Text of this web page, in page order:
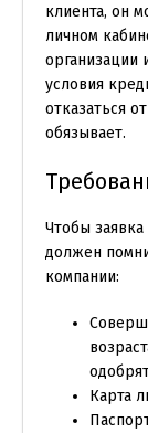
клиента, он
личном
организации
условия
отказаться
обязывает.
Чтобы
должен
компании:
Карта